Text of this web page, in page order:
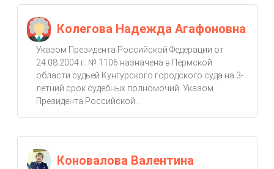
Колегова Надежда Агафоновна
Указом Президента Российской Федерации от
24.08.2004 г. № 1106 назначена в Пермской
области судьей Кунгурского городского суда на 3-
летний срок судебных полномочий. Указом
Президента Российской...
Коновалова Валентина